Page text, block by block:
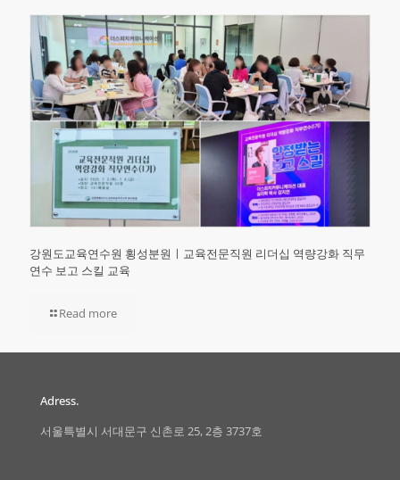
강원도교육연수원 횡성분원ㅣ교육전문직원 리더십 역량강화 직무
연수 보고 스킬 교육
Read more
Adress.
서울특별시 서대문구 신촌로 25, 2층 3737호